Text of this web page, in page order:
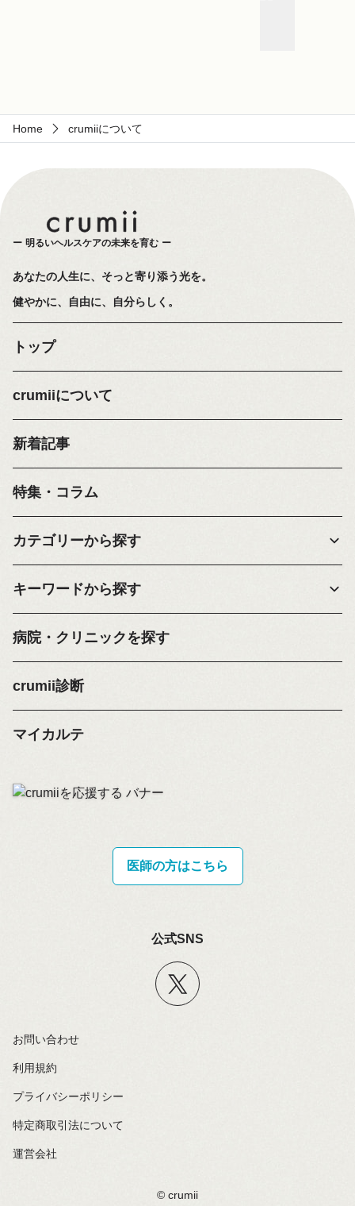
Home crumiiについて
明るいヘルスケアの未来を育む
あなたの人生に、そっと寄り添う光を。
健やかに、自由に、自分らしく。
トップ
crumiiについて
新着記事
特集・コラム
カテゴリーから探す
キーワードから探す
病院・クリニックを探す
crumii診断
マイカルテ
医師の方はこちら
公式SNS
お問い合わせ
利用規約
プライバシーポリシー
特定商取引法について
運営会社
©️ crumii